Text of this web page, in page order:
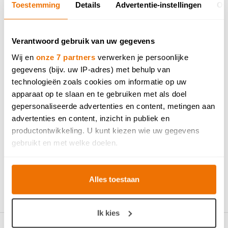
Toestemming Details Advertentie-instellingen
Verantwoord gebruik van uw gegevens
Wij en onze 7 partners verwerken je persoonlijke
gegevens (bijv. uw IP-adres) met behulp van
technologieën zoals cookies om informatie op uw
apparaat op te slaan en te gebruiken met als doel
gepersonaliseerde advertenties en content, metingen aan
advertenties en content, inzicht in publiek en
productontwikkeling. U kunt kiezen wie uw gegevens
gebruikt en met welke doelen.
Als u het toestaat, willen we ook graag:
Informatie verzamelen over uw geografische locatie,
die tot een paar meter nauwkeurig kan zijn
op specifieke eigenschappen (fingerprinting)
Alles toestaan
Ik kies
Wil jij ook thuiskomen
in je droomkeuken?
Laat een fotorealistisch ontwerp van je
droomkeuken gratis uittekenen in één van onze
toonzalen. Bekijk hem nadien inVirtual Reality.
WINKEL ZOEKEN IN JE BUURT
IK MAAK EEN AFSPRAAK